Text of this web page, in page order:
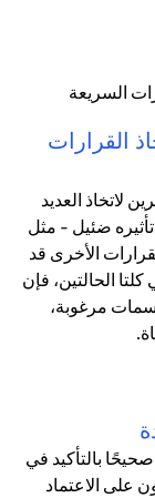
القرارات
لاتخاذ العديد
ضئيل - مثل
الأخرى قد
الحالتين، فإن
مرغوبة،
بالتأكيد في
على الاعتماد